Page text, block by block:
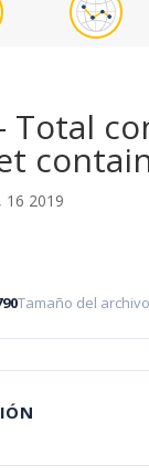
Total
16 2019
Tamaño del archivo